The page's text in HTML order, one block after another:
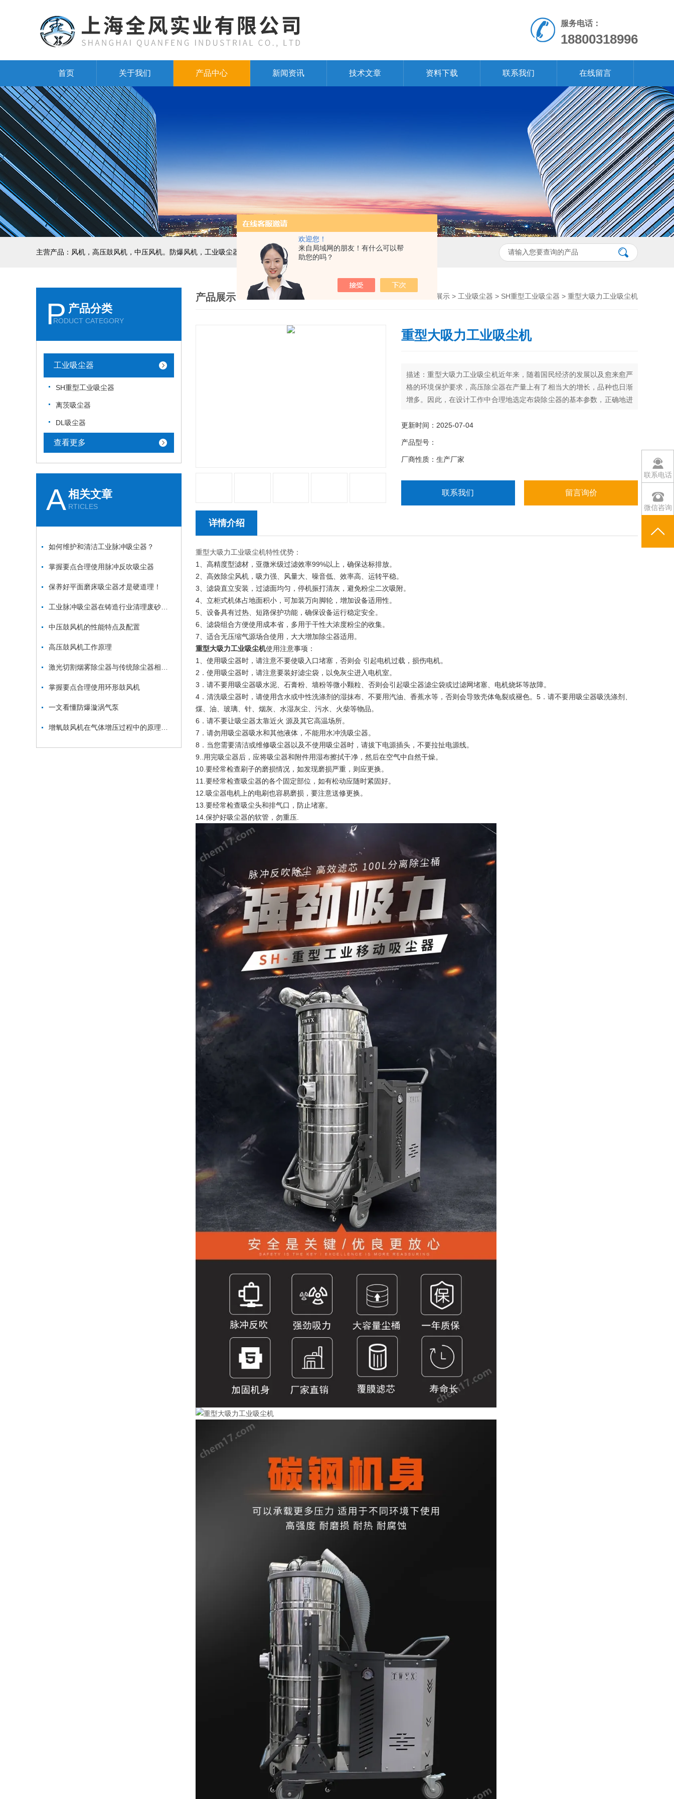
欢迎您！
来自局域网的朋友！有什么可以帮
助您的吗？
服务电话：
18800318996
首页 关于我们 产品中心 新闻资讯 技术文章 资料下载 联系我们 在线留言
主营产品：风机，高压鼓风机，中压风机。防爆风机，工业吸尘器，工业集尘机，减速机，电机
P 产品分类
RODUCT CATEGORY
工业吸尘器
SH重型工业吸尘器
离茨吸尘器
DL吸尘器
查看更多
A相关文章
RTICLES
如何维护和清洁工业脉冲吸尘器？
掌握要点合理使用脉冲反吹吸尘器
保养好平面磨床吸尘器才是硬道理！
中压鼓风机的性能特点及配置
高压鼓风机工作原理
掌握要点合理使用环形鼓风机
一文看懂防爆漩涡气泵
产品展示 产品展示 > 工业吸尘器 > SH重型工业吸尘器 > 重型大吸力工业吸尘机
重型大吸力工业吸尘机
描述：重型大吸力工业吸尘机近年来，随着国民经济的发展以及愈来愈严
格的环境保护要求，高压除尘器在产量上有了相当大的增长，品种也日渐
增多。因此，在设计工作中合理地选定布袋除尘器的基本参数，正确地进
高设备处理含尘气体的能力，降低设备投资从而减少工程造价，也具有极
重要的经济意义。
更新时间：2025-07-04
产品型号：
厂商性质：生产厂家
联系我们 留言询价
详情介绍
重型大吸力工业吸尘机特性优势：
1、高精度型滤材，亚微米级过滤效率99%以上，确保达标排放。
2、高效除尘风机，吸力强、风量大、噪音低、效率高、运转平稳。
3、滤袋直立安装，过滤面均匀，停机振打清灰，避免粉尘二次吸附。
4、立柜式机体占地面积小，可加装万向脚轮，增加设备适用性。
5、设备具有过热、短路保护功能，确保设备运行稳定安全。
6、滤袋组合方便使用成本省，多用于干性大浓度粉尘的收集。
7、适合无压缩气源场合使用，大大增加除尘器适用。
重型大吸力工业吸尘机使用注意事项：
1、使用吸尘器时，请注意不要使吸入口堵塞，否则会 引起电机过载，损伤电机。
2．使用吸尘器时，请注意要装好滤尘袋，以免灰尘进入电机室。
3．请不要用吸尘器吸水泥、石膏粉、墙粉等微小颗粒、否则会引起吸尘器滤尘袋或过滤网堵塞、电机烧坏等故障。
4．清洗吸尘器时，请使用含水或中性洗涤剂的湿抹布、不要用汽油、香蕉水等，否则会导致壳体龟裂或褪色。5．请不要用吸尘器吸洗涤剂、
煤、油、玻璃、针、烟灰、水湿灰尘、污水、火柴等物品。
6．请不要让吸尘器太靠近火 源及其它高温场所。
7．请勿用吸尘器吸水和其他液体，不能用水冲洗吸尘器。
8．当您需要清洁或维修吸尘器以及不使用吸尘器时，请拔下电源插头，不要拉扯电源线。
9..用完吸尘器后，应将吸尘器和附件用湿布擦拭干净，然后在空气中自然干燥。
10.要经常检查刷子的磨损情况，如发现磨损严重，则应更换。
11.要经常检查吸尘器的各个固定部位，如有松动应随时紧固好。
12.吸尘器电机上的电刷也容易磨损，要注意送修更换。
13.要经常检查吸尘头和排气口，防止堵塞。
14.保护好吸尘器的软管，勿重压.
联系电话
微信咨询